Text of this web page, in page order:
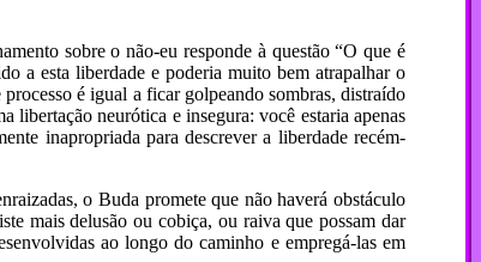
sobre o não-eu responde à questão “O que é
a esta liberdade e poderia muito bem atrapalhar o
é igual a ficar golpeando sombras, distraído
libertação neurótica e insegura: você estaria apenas
inapropriada para descrever a liberdade recém-
o Buda promete que não haverá obstáculo
mais delusão ou cobiça, ou raiva que possam dar
ao longo do caminho e empregá-las em